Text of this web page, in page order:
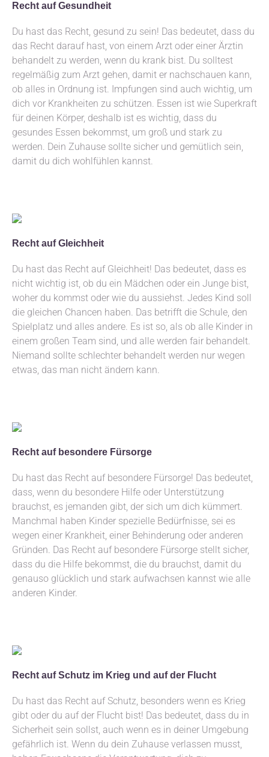
Recht auf Gesundheit
Du hast das Recht, gesund zu sein! Das bedeutet, dass du
das Recht darauf hast, von einem Arzt oder einer Ärztin
behandelt zu werden, wenn du krank bist. Du solltest
regelmäßig zum Arzt gehen, damit er nachschauen kann,
ob alles in Ordnung ist. Impfungen sind auch wichtig, um
dich vor Krankheiten zu schützen. Essen ist wie Superkraft
für deinen Körper, deshalb ist es wichtig, dass du
gesundes Essen bekommst, um groß und stark zu
werden. Dein Zuhause sollte sicher und gemütlich sein,
damit du dich wohlfühlen kannst.
Recht auf Gleichheit
Du hast das Recht auf Gleichheit! Das bedeutet, dass es
nicht wichtig ist, ob du ein Mädchen oder ein Junge bist,
woher du kommst oder wie du aussiehst. Jedes Kind soll
die gleichen Chancen haben. Das betrifft die Schule, den
Spielplatz und alles andere. Es ist so, als ob alle Kinder in
einem großen Team sind, und alle werden fair behandelt.
Niemand sollte schlechter behandelt werden nur wegen
etwas, das man nicht ändern kann.
Recht auf besondere Fürsorge
Du hast das Recht auf besondere Fürsorge! Das bedeutet,
dass, wenn du besondere Hilfe oder Unterstützung
brauchst, es jemanden gibt, der sich um dich kümmert.
Manchmal haben Kinder spezielle Bedürfnisse, sei es
wegen einer Krankheit, einer Behinderung oder anderen
Gründen. Das Recht auf besondere Fürsorge stellt sicher,
dass du die Hilfe bekommst, die du brauchst, damit du
genauso glücklich und stark aufwachsen kannst wie alle
anderen Kinder.
Recht auf Schutz im Krieg und auf der Flucht
Du hast das Recht auf Schutz, besonders wenn es Krieg
gibt oder du auf der Flucht bist! Das bedeutet, dass du in
Sicherheit sein sollst, auch wenn es in deiner Umgebung
gefährlich ist. Wenn du dein Zuhause verlassen musst,